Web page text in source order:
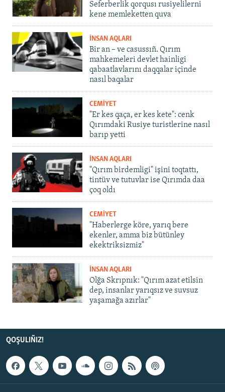
Seferberlik qorqusı rusiyelilerni
kene memleketten quva
İNSAN AQLARI
Bir an – ve casussıñ. Qırım
mahkemeleri devlet hainligi
qabaatlavlarını daqqalar içinde
nasıl baqalar
CEMİYET
"Er kes qaça, er kes kete": cenk
Qırımdaki Rusiye turistlerine nasıl
barıp yetti
İNSAN AQLARI
"Qırım birdemligi" işini toqtattı,
tintüv ve tutuvlar ise Qırımda daa
çoq oldı
CEMİYET
"Haberlerge köre, yarıq bere
ekenler, amma biz bütünley
ekektriksizmiz"
İNSAN AQLARI
Olğa Skrıpnık: "Qırım azat etilsin
dep, insanlar yarıqsız ve suvsuz
yaşamağa azırlar"
QOŞULIÑIZ!